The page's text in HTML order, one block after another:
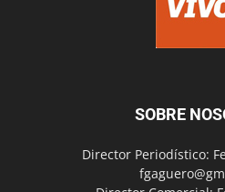
SOBRE
Director Periodístico: